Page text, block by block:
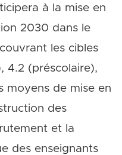
à la mise en
2030 dans le
les cibles
4.2 (préscolaire),
moyens de mise en
des
et la
des enseignants